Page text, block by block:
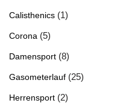
Calisthenics (1)
Corona (5)
Damensport (8)
Gasometerlauf (25)
Herrensport (2)